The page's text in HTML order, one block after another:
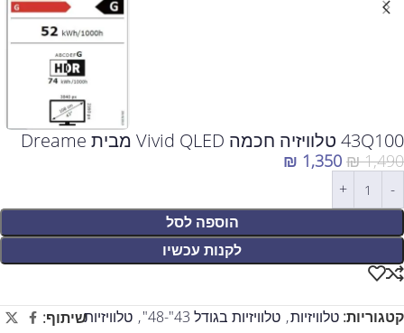
43Q100 טלוויזיה חכמה Vivid QLED מבית Dreame
₪1,490
₪ 1,350
הוספה לסל
לקנות עכשיו
קטגוריות: טלוויזיות, טלוויזיות בגודל 43"-48" , טלוויזיותשיתוף: